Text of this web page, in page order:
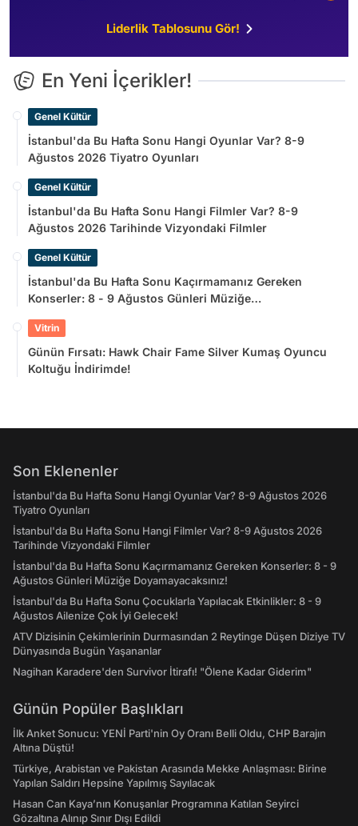
Liderlik Tablosunu Gör!
En Yeni İçerikler!
Genel Kültür
İstanbul'da Bu Hafta Sonu Hangi Oyunlar Var? 8-9
Ağustos 2026 Tiyatro Oyunları
Genel Kültür
İstanbul'da Bu Hafta Sonu Hangi Filmler Var? 8-9
Ağustos 2026 Tarihinde Vizyondaki Filmler
Genel Kültür
İstanbul'da Bu Hafta Sonu Kaçırmamanız Gereken
Konserler: 8 - 9 Ağustos Günleri Müziğe
Vitrin
Günün Fırsatı: Hawk Chair Fame Silver Kumaş Oyuncu
Koltuğu İndirimde!
Son Eklenenler
İstanbul'da Bu Hafta Sonu Hangi Oyunlar Var? 8-9 Ağustos 2026
Tiyatro Oyunları
İstanbul'da Bu Hafta Sonu Hangi Filmler Var? 8-9 Ağustos 2026
Tarihinde Vizyondaki Filmler
İstanbul'da Bu Hafta Sonu Kaçırmamanız Gereken Konserler: 8 - 9
Ağustos Günleri Müziğe Doyamayacaksınız!
İstanbul'da Bu Hafta Sonu Çocuklarla Yapılacak Etkinlikler: 8 - 9
Ağustos Ailenize Çok İyi Gelecek!
ATV Dizisinin Çekimlerinin Durmasından 2 Reytinge Düşen Diziye TV
Dünyasında Bugün Yaşananlar
Nagihan Karadere'den Survivor İtirafı! "Ölene Kadar Giderim"
Günün Popüler Başlıkları
İlk Anket Sonucu: YENİ Parti'nin Oy Oranı Belli Oldu, CHP Barajın
Altına Düştü!
Türkiye, Arabistan ve Pakistan Arasında Mekke Anlaşması: Birine
Yapılan Saldırı Hepsine Yapılmış Sayılacak
Hasan Can Kaya’nın Konuşanlar Programına Katılan Seyirci
Gözaltına Alınıp Sınır Dışı Edildi